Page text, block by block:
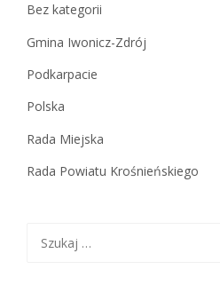
Bez kategorii
Gmina Iwonicz-Zdrój
Podkarpacie
Polska
Rada Miejska
Rada Powiatu Krośnieńskiego